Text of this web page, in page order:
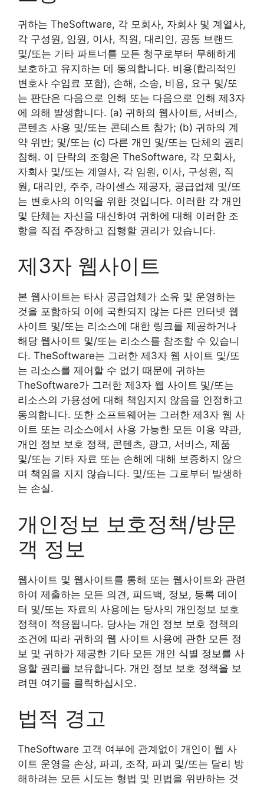
귀하는 TheSoftware, 각 모회사, 자회사 및 계열사,
각 구성원, 임원, 이사, 직원, 대리인, 공동 브랜드
및/또는 기타 파트너를 모든 청구로부터 무해하게
보호하고 유지하는 데 동의합니다. 비용(합리적인
변호사 수임료 포함), 손해, 소송, 비용, 요구 및/또
는 판단은 다음으로 인해 또는 다음으로 인해 제3자
에 의해 발생합니다. (a) 귀하의 웹사이트, 서비스,
콘텐츠 사용 및/또는 콘테스트 참가; (b) 귀하의 계
약 위반; 및/또는 (c) 다른 개인 및/또는 단체의 권리
침해. 이 단락의 조항은 TheSoftware, 각 모회사,
자회사 및/또는 계열사, 각 임원, 이사, 구성원, 직
원, 대리인, 주주, 라이센스 제공자, 공급업체 및/또
는 변호사의 이익을 위한 것입니다. 이러한 각 개인
및 단체는 자신을 대신하여 귀하에 대해 이러한 조
항을 직접 주장하고 집행할 권리가 있습니다.
제3자 웹사이트
본 웹사이트는 타사 공급업체가 소유 및 운영하는
것을 포함하되 이에 국한되지 않는 다른 인터넷 웹
사이트 및/또는 리소스에 대한 링크를 제공하거나
해당 웹사이트 및/또는 리소스를 참조할 수 있습니
다. TheSoftware는 그러한 제3자 웹 사이트 및/또
는 리소스를 제어할 수 없기 때문에 귀하는
TheSoftware가 그러한 제3자 웹 사이트 및/또는
리소스의 가용성에 대해 책임지지 않음을 인정하고
동의합니다. 또한 소프트웨어는 그러한 제3자 웹 사
이트 또는 리소스에서 사용 가능한 모든 이용 약관,
개인 정보 보호 정책, 콘텐츠, 광고, 서비스, 제품
및/또는 기타 자료 또는 손해에 대해 보증하지 않으
며 책임을 지지 않습니다. 및/또는 그로부터 발생하
는 손실.
개인정보 보호정책/방문
객 정보
웹사이트 및 웹사이트를 통해 또는 웹사이트와 관련
하여 제출하는 모든 의견, 피드백, 정보, 등록 데이
터 및/또는 자료의 사용에는 당사의 개인정보 보호
정책이 적용됩니다. 당사는 개인 정보 보호 정책의
조건에 따라 귀하의 웹 사이트 사용에 관한 모든 정
보 및 귀하가 제공한 기타 모든 개인 식별 정보를 사
용할 권리를 보유합니다. 개인 정보 보호 정책을 보
려면 여기를 클릭하십시오.
법적 경고
TheSoftware 고객 여부에 관계없이 개인이 웹 사
이트 운영을 손상, 파괴, 조작, 파괴 및/또는 달리 방
해하려는 모든 시도는 형법 및 민법을 위반하는 것